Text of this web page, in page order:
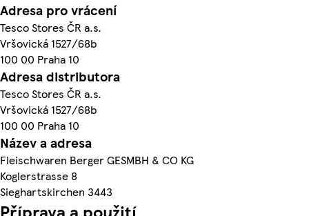
Adresa pro vrácení
Tesco Stores ČR a.s.
Vršovická 1527/68b
100 00 Praha 10
Adresa distributora
Tesco Stores ČR a.s.
Vršovická 1527/68b
100 00 Praha 10
Název a adresa
Fleischwaren Berger GESMBH & CO KG
Koglerstrasse 8
Sieghartskirchen 3443